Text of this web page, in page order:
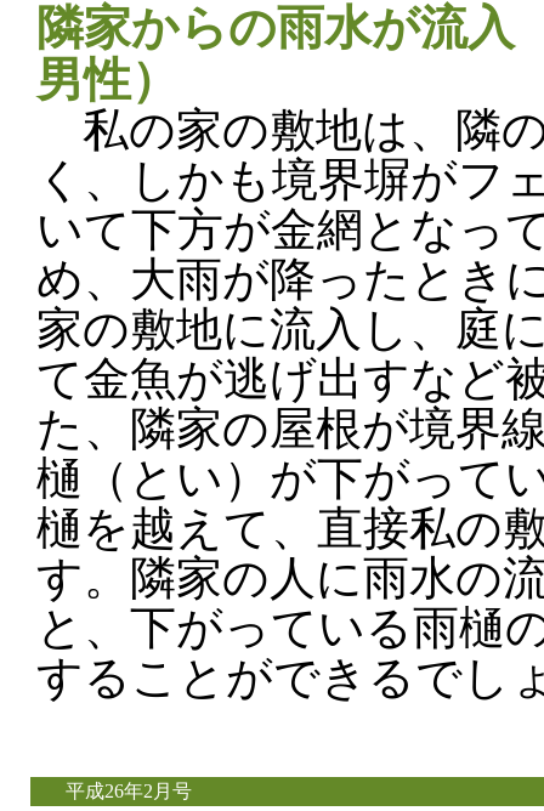
隣家からの雨水が流入
男性）
私の家の敷地は、隣
く、しかも境界塀がフ
いて下方が金網となっ
め、大雨が降ったとき
家の敷地に流入し、庭
て金魚が逃げ出すなど
た、隣家の屋根が境界
樋（とい）が下がって
樋を越えて、直接私の
す。隣家の人に雨水の
と、下がっている雨樋
することができるでし
平成26年2月号